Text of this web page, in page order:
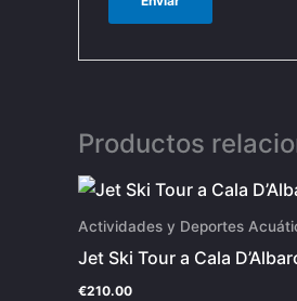
Productos
Actividades y Deportes
Jet Ski Tour a Cala
€210.00